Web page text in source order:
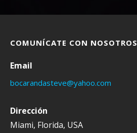
COMUNÍCATE CON NOSOTROS
Email
bocarandasteve@yahoo.com
Dirección
Miami, Florida, USA